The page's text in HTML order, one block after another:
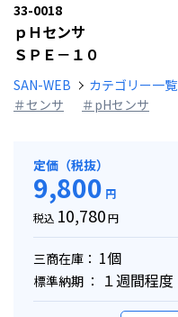
33-0018
ｐＨセンサ
ＳＰＥ－１０
SAN-WEB カテゴリー一覧
＃センサ
＃pHセンサ
定価（税抜）
9,800 円
税込 10,780円
三商在庫： 1個
標準納期 ： １週間程度